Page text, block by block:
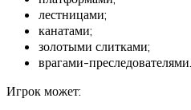
лестницами;
канатами;
золотыми слитками;
врагами-преследователями.
Игрок может: